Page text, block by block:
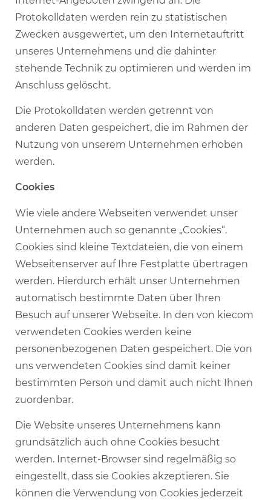
Protokolldaten werden rein zu statistischen
Zwecken ausgewertet, um den Internetauftritt
unseres Unternehmens und die dahinter
stehende Technik zu optimieren und werden im
Anschluss gelöscht.
Die Protokolldaten werden getrennt von
anderen Daten gespeichert, die im Rahmen der
Nutzung von unserem Unternehmen erhoben
werden.
Cookies
Wie viele andere Webseiten verwendet unser
Unternehmen auch so genannte „Cookies“.
Cookies sind kleine Textdateien, die von einem
Webseitenserver auf Ihre Festplatte übertragen
werden. Hierdurch erhält unser Unternehmen
automatisch bestimmte Daten über Ihren
Besuch auf unserer Webseite. In den von kiecom
verwendeten Cookies werden keine
personenbezogenen Daten gespeichert. Die von
uns verwendeten Cookies sind damit keiner
bestimmten Person und damit auch nicht Ihnen
zuordenbar.
Die Website unseres Unternehmens kann
grundsätzlich auch ohne Cookies besucht
werden. Internet-Browser sind regelmäßig so
eingestellt, dass sie Cookies akzeptieren. Sie
können die Verwendung von Cookies jederzeit